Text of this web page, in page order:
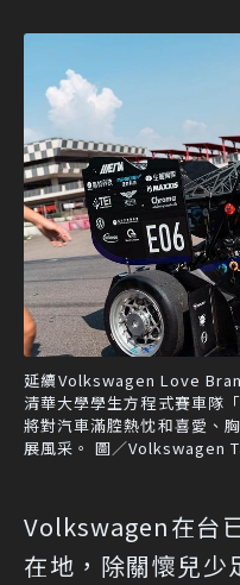
延續Volkswagen Love
清華大學學生方程式賽車隊
將對汽車滿腔熱忱和喜愛、
展風采。 圖／Volkswagen
Volkswagen在台
在地，除關懷兒少